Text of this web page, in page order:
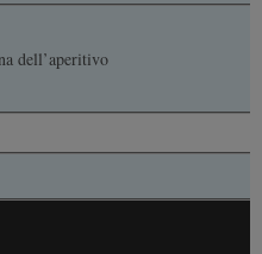
dell’aperitivo